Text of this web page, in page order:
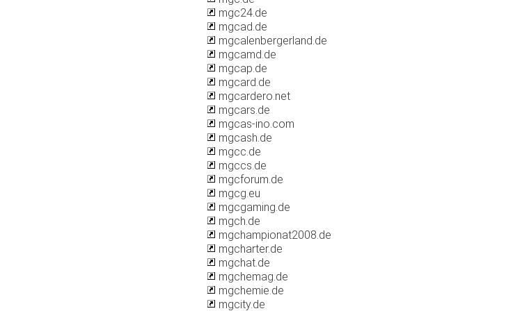
mgc24.de
mgcad.de
mgcalenbergerland.de
mgcamd.de
mgcap.de
mgcard.de
mgcardero.net
mgcars.de
mgcas-ino.com
mgcash.de
mgcc.de
mgccs.de
mgcforum.de
mgcg.eu
mgcgaming.de
mgch.de
mgchampionat2008.de
mgcharter.de
mgchat.de
mgchemag.de
mgchemie.de
mgcity.de